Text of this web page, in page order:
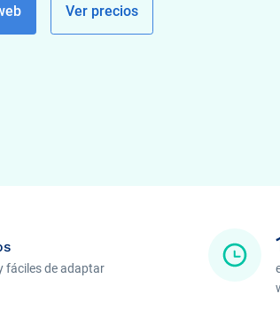
Ver precios
fáciles de adaptar